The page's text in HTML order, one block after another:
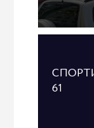
61